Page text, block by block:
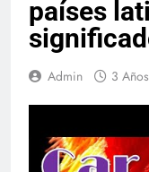
países
Admin 3